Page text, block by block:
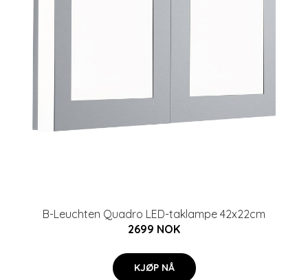
B-Leuchten Quadro LED-taklampe 42x22cm
2699 NOK
KJØP NÅ